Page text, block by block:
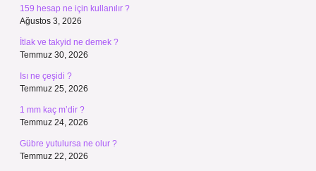
159 hesap ne için kullanılır ?
Ağustos 3, 2026
İtlak ve takyid ne demek ?
Temmuz 30, 2026
Isı ne çeşidi ?
Temmuz 25, 2026
1 mm kaç m’dir ?
Temmuz 24, 2026
Gübre yutulursa ne olur ?
Temmuz 22, 2026